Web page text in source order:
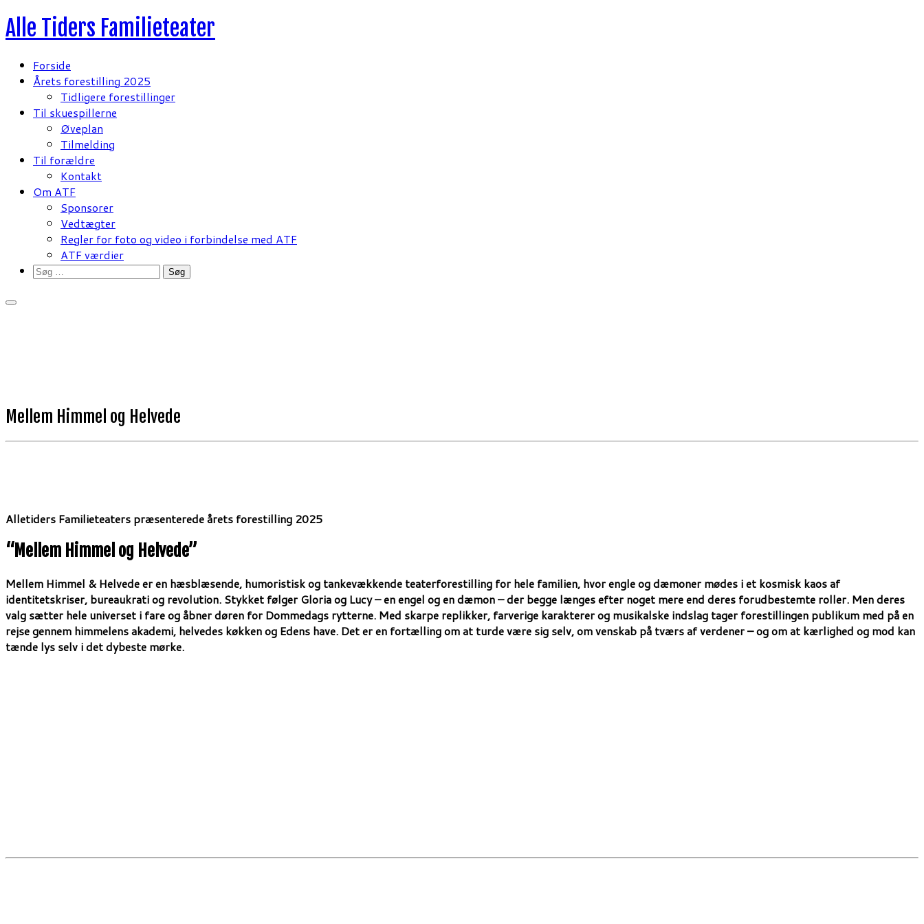
Fortsæt
til
Alle Tiders Familieteater
Forside
Årets forestilling 2025
Tidligere forestillinger
Til skuespillerne
Øveplan
Tilmelding
Til forældre
Kontakt
Om ATF
Sponsorer
Vedtægter
Regler for foto og video i forbindelse med ATF
ATF værdier
Søg
Mellem Himmel og Helvede
Alletiders Familieteaters præsenterede årets forestilling 2025
“Mellem Himmel og Helvede”
Mellem Himmel & Helvede er en hæsblæsende, humoristisk og tankevækkende teaterforestilling for hele familien, hvor engle og dæmoner mødes i et kosmisk kaos af
identitetskriser, bureaukrati og revolution. Stykket følger Gloria og Lucy – en engel og en dæmon – der begge længes efter noget mere end deres forudbestemte roller. Men deres
valg sætter hele universet i fare og åbner døren for Dommedags rytterne. Med skarpe replikker, farverige karakterer og musikalske indslag tager forestillingen publikum med på en
rejse gennem himmelens akademi, helvedes køkken og Edens have. Det er en fortælling om at turde være sig selv, om venskab på tværs af verdener – og om at kærlighed og mod kan
tænde lys selv i det dybeste mørke.